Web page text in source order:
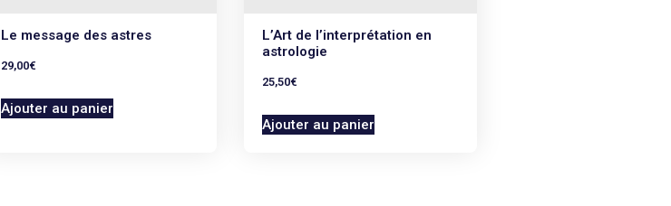
Le message des astres
29,00€
Ajouter au panier
L’Art de l’interprétation en
astrologie
25,50€
Ajouter au panier